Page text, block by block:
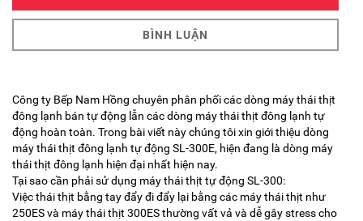
BÌNH LUẬN
Công ty Bếp Nam Hồng chuyên phân phối các dòng máy thái thịt
đông lạnh bán tự động lẫn các dòng máy thái thịt đông lạnh tự
động hoàn toàn. Trong bài viết này chúng tôi xin giới thiệu dòng
máy thái thịt đông lạnh tự động SL-300E, hiện đang là dòng máy
thái thịt đông lạnh hiện đại nhất hiện nay.
Tại sao cần phải sử dụng máy thái thịt tự động SL-300:
Việc thái thịt bằng tay đẩy đi đẩy lại bằng các máy thái thịt như
250ES và máy thái thịt 300ES thường vất vả và dễ gây stress cho